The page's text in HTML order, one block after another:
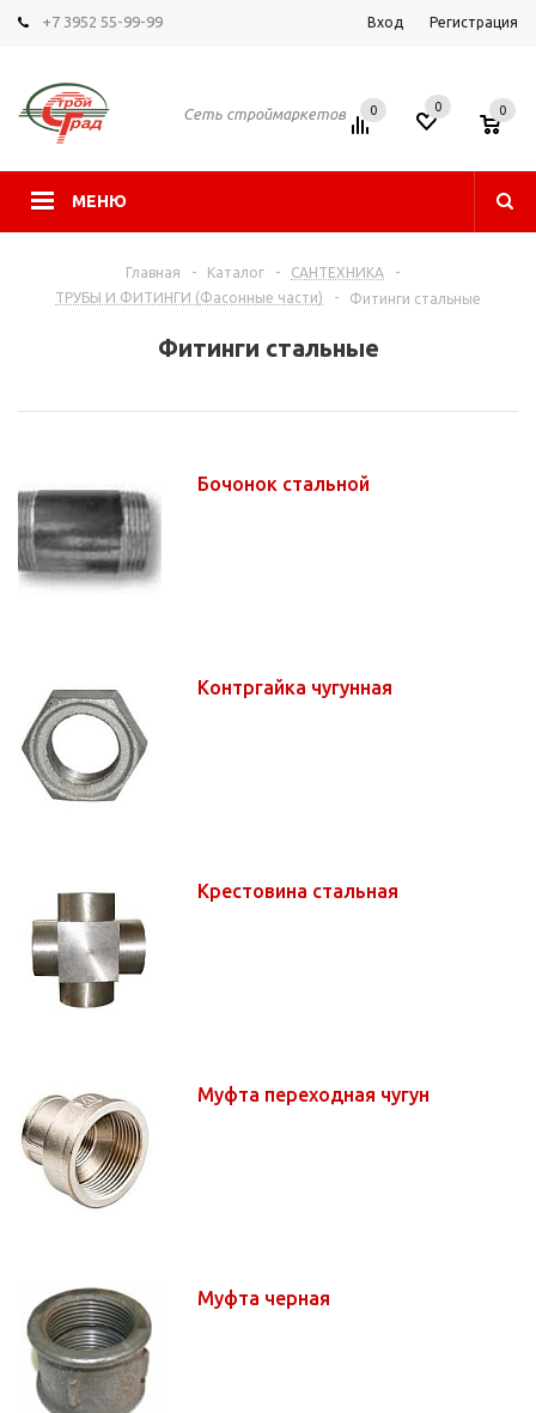
+7 3952 55-99-99 Вход Регистрация
Сеть строймаркетов
МЕНЮ
0 0 0
Главная - Каталог - САНТЕХНИКА
-
ТРУБЫ И ФИТИНГИ (Фасонные части)
- Фитинги стальные
Фитинги стальные
Бочонок стальной
Контргайка чугунная
Крестовина стальная
Муфта переходная чугун
Муфта черная